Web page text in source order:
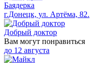
Баядерка
г.Донецк, ул. Артёма, 82.
Добрый доктор
Вам могут понравиться
до 12 августа